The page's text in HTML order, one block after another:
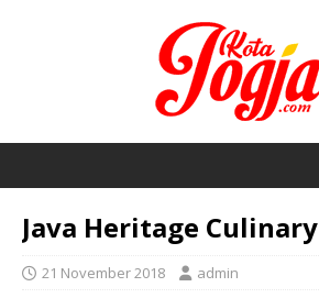
Java Heritage Culinary
21 November 2018 admin